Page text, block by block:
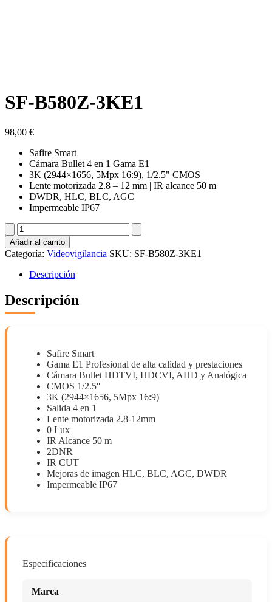
SF-B580Z-3KE1
98,00 €
Safire Smart
Cámara Bullet 4 en 1 Gama E1
3K (2944×1656, 5Mpx 16:9), 1/2.5" CMOS
Lente motorizada 2.8 – 12 mm | IR alcance 50 m
DWDR, HLC, BLC, AGC
Impermeable IP67
SF-
B580Z-
3KE1
cantidad
Añadir al carrito
Categoría: Videovigilancia SKU: SF-B580Z-3KE1
Descripción
Descripción
Safire Smart
Gama E1 Profesional de alta calidad y prestaciones
Cámara Bullet HDTVI, HDCVI, AHD y Analógica
CMOS 1/2.5″
3K (2944×1656, 5Mpx 16:9)
Salida 4 en 1
Lente motorizada 2.8-12mm
0 Lux
IR Alcance 50 m
2DNR
IR CUT
Mejoras de imagen HLC, BLC, AGC, DWDR
Impermeable IP67
Especificaciones
Marca